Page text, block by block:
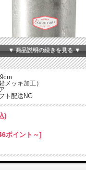
▼ 商品説明の続きを見る ▼
メッキ加工）
ト配送NG
)
ポイント～]